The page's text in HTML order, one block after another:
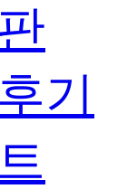
기